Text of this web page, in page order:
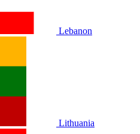
Lebanon
Lithuania